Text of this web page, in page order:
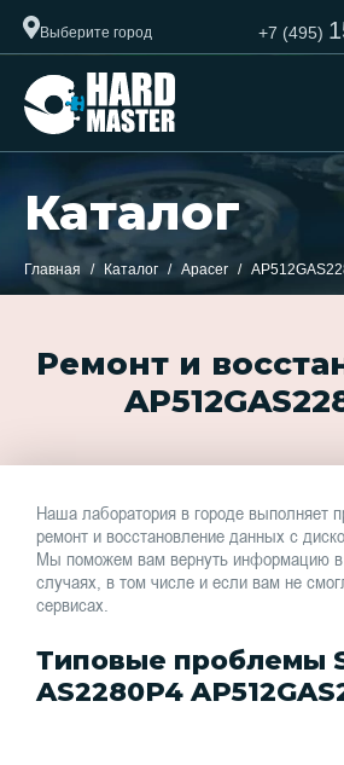
Выберите город +7 (495)
Каталог
Главная Каталог Apacer
Ремонт и
Наша лаборатория в городе выполняет
ремонт и восстановление данных с
Мы поможем вам вернуть информацию
случаях, в том числе и если вам не
сервисах.
Типовые проблемы
AS2280P4